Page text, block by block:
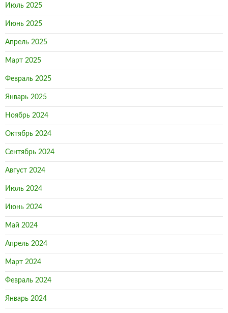
Июль 2025
Июнь 2025
Апрель 2025
Март 2025
Февраль 2025
Январь 2025
Ноябрь 2024
Октябрь 2024
Сентябрь 2024
Август 2024
Июль 2024
Июнь 2024
Май 2024
Апрель 2024
Март 2024
Февраль 2024
Январь 2024